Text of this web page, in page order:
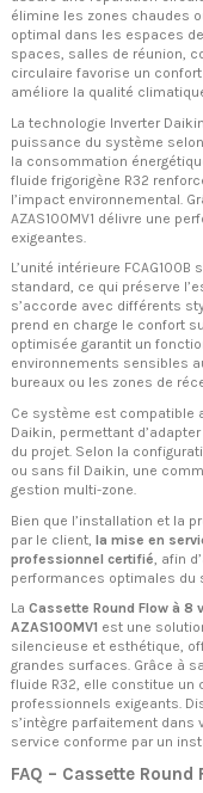
élimine les zones chaudes
optimal dans les espaces
spaces, salles de réunion,
circulaire favorise un
améliore la qualité
La technologie Inverter
puissance du système
la consommation
fluide frigorigène R32
l’impact environnemental.
AZAS100MV1 délivre une
exigeantes.
L’unité intérieure
standard, ce qui préserve
s’accorde avec différents
prend en charge le confort
optimisée garantit un
environnements sensibles
bureaux ou les zones de
Ce système est compatible
Daikin, permettant
du projet. Selon la
ou sans fil Daikin, une
gestion multi-zone.
Bien que l’installation et la
par le client, la mise en
professionnel certifié , afin
performances optimales du
La Cassette Round Flow à 8
AZAS100MV1 est une
silencieuse et esthétique,
grandes surfaces. Grâce à
fluide R32, elle constitue un
professionnels exigeants.
s’intègre parfaitement dans
service conforme par un
FAQ – Cassette Round